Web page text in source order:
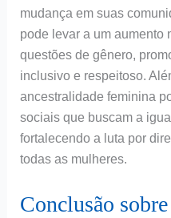
mudança em suas
pode levar a um aumento
questões de gênero,
inclusivo e respeitoso.
ancestralidade feminina
sociais que buscam a
fortalecendo a luta por
todas as mulheres.
Conclusão